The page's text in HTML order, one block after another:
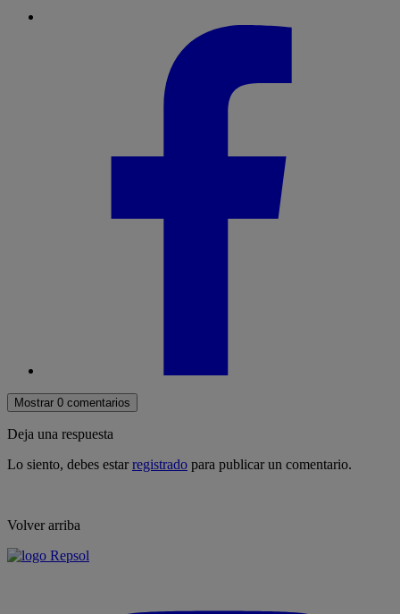
Mostrar 0 comentarios
Deja una respuesta
Lo siento, debes estarregistrado para publicar un comentario.
Volver arriba